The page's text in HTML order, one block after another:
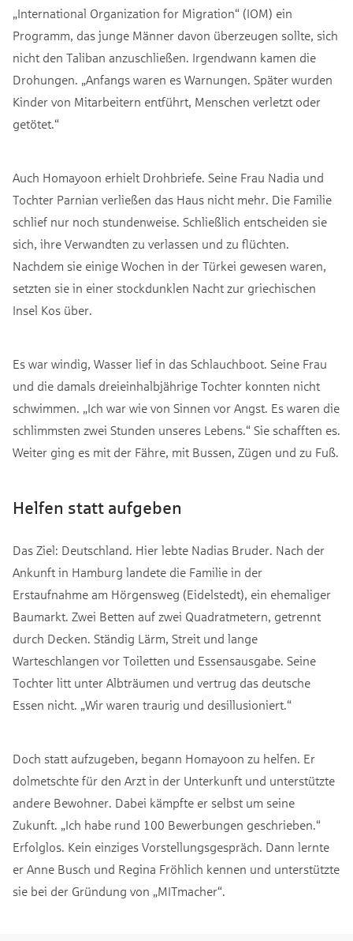
„International Organization for Migration“ (IOM) ein
Programm, das junge Männer davon überzeugen sollte, sich
nicht den Taliban anzuschließen. Irgendwann kamen die
Drohungen. „Anfangs waren es Warnungen. Später wurden
Kinder von Mitarbeitern entführt, Menschen verletzt oder
getötet.“
Auch Homayoon erhielt Drohbriefe. Seine Frau Nadia und
Tochter Parnian verließen das Haus nicht mehr. Die Familie
schlief nur noch stundenweise. Schließlich entscheiden sie
sich, ihre Verwandten zu verlassen und zu flüchten.
Nachdem sie einige Wochen in der Türkei gewesen waren,
setzten sie in einer stockdunklen Nacht zur griechischen
Insel Kos über.
Es war windig, Wasser lief in das Schlauchboot. Seine Frau
und die damals dreieinhalbjährige Tochter konnten nicht
schwimmen. „Ich war wie von Sinnen vor Angst. Es waren die
schlimmsten zwei Stunden unseres Lebens.“ Sie schafften es.
Weiter ging es mit der Fähre, mit Bussen, Zügen und zu Fuß.
Helfen statt aufgeben
Das Ziel: Deutschland. Hier lebte Nadias Bruder. Nach der
Ankunft in Hamburg landete die Familie in der
Erstaufnahme am Hörgensweg (Eidelstedt), ein ehemaliger
Baumarkt. Zwei Betten auf zwei Quadratmetern, getrennt
durch Decken. Ständig Lärm, Streit und lange
Warteschlangen vor Toiletten und Essensausgabe. Seine
Tochter litt unter Albträumen und vertrug das deutsche
Essen nicht. „Wir waren traurig und desillusioniert.“
Doch statt aufzugeben, begann Homayoon zu helfen. Er
dolmetschte für den Arzt in der Unterkunft und unterstützte
andere Bewohner. Dabei kämpfte er selbst um seine
Zukunft. „Ich habe rund 100 Bewerbungen geschrieben.“
Erfolglos. Kein einziges Vorstellungsgespräch. Dann lernte
er Anne Busch und Regina Fröhlich kennen und unterstützte
sie bei der Gründung von „MITmacher“.